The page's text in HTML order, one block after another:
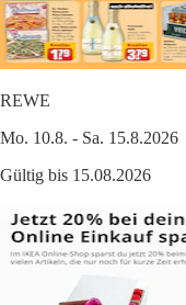
REWE
Mo. 10.8. - Sa. 15.8.2026
Gültig bis 15.08.2026